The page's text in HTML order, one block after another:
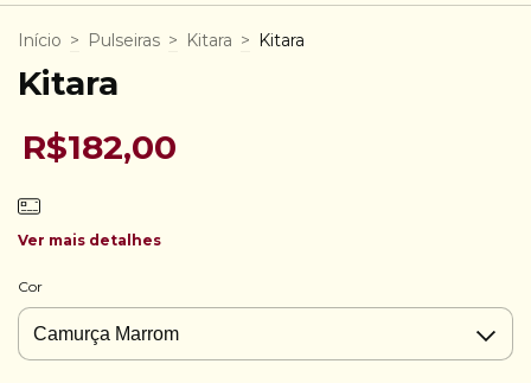
Início > Pulseiras > Kitara > Kitara
Kitara
R$182,00
Ver mais detalhes
Cor